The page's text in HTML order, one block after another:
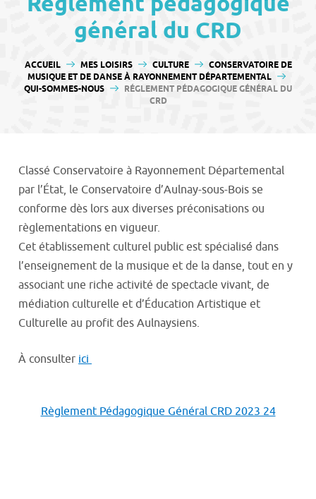
général du CRD
VOUS ÊTES ICI :
ACCUEIL MES LOISIRS CULTURE
CONSERVATOIRE DE
MUSIQUE ET DE DANSE À RAYONNEMENT DÉPARTEMENTAL
QUI-SOMMES-NOUS
RÉGLEMENT PÉDAGOGIQUE GÉNÉRAL DU
CRD
Classé Conservatoire à Rayonnement Départemental
par l’État, le Conservatoire d’Aulnay-sous-Bois se
conforme dès lors aux diverses préconisations ou
règlementations en vigueur.
Cet établissement culturel public est spécialisé́ dans
l’enseignement de la musique et de la danse, tout en y
associant une riche activité de spectacle vivant, de
médiation culturelle et d’Éducation Artistique et
Culturelle au profit des Aulnaysiens.
À consulter ici
Règlement Pédagogique Général CRD 2023 24